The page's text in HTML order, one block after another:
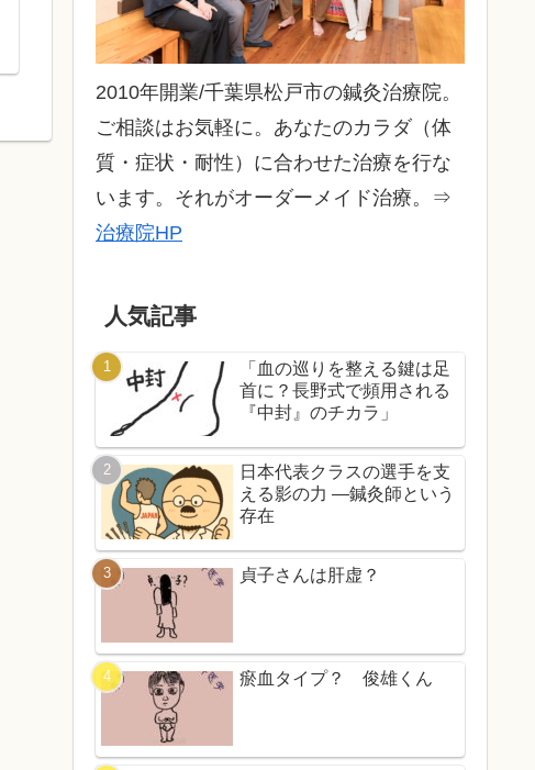
2010年開業/千葉県松戸市の鍼灸治療院。
ご相談はお気軽に。あなたのカラダ（体
質・症状・耐性）に合わせた治療を行な
います。それがオーダーメイド治療。⇒
治療院HP
人気記事
「血の巡りを整える鍵は足
首に？長野式で頻用される
『中封』のチカラ」
日本代表クラスの選手を支
える影の力 ―鍼灸師という
存在
貞子さんは肝虚？
瘀血タイプ？ 俊雄くん